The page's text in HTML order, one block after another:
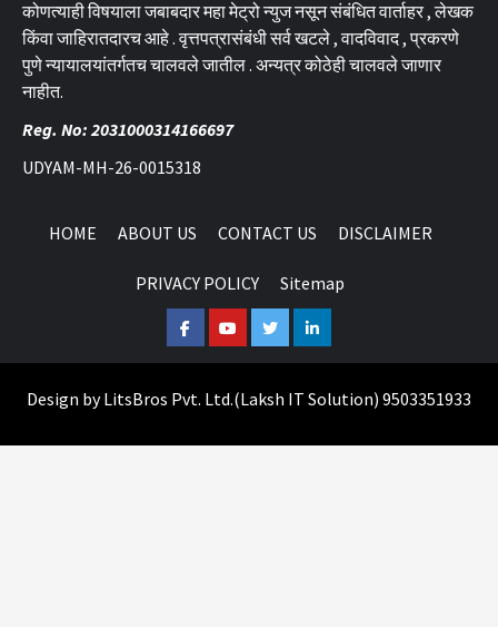
कोणत्याही विषयाला जबाबदार महा मेट्रो न्युज नसून संबंधित वार्ताहर , लेखक
किंवा जाहिरातदारच आहे . वृत्तपत्रासंबंधी सर्व खटले , वादविवाद , प्रकरणे
पुणे न्यायालयांतर्गतच चालवले जातील . अन्यत्र कोठेही चालवले जाणार
नाहीत.
Reg. No: 2031000314166697
UDYAM-MH-26-0015318
HOME ABOUT US CONTACT US DISCLAIMER
PRIVACY POLICY Sitemap
FacebookYoutubeTwitterLinkedin
Design byLitsBros Pvt. Ltd.(Laksh IT Solution) 9503351933